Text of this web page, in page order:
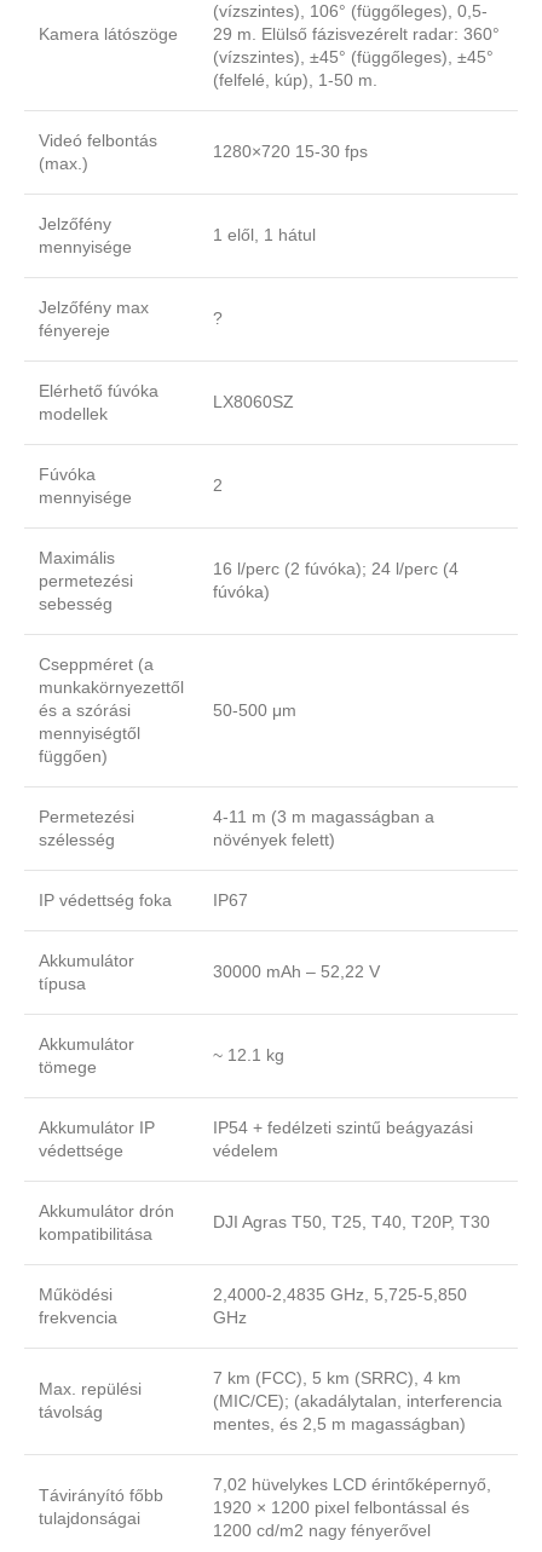
Kamera látószöge
(vízszintes), 106° (függőleges), 0,5-
29 m. Elülső fázisvezérelt radar: 360°
(vízszintes), ±45° (függőleges), ±45°
(felfelé, kúp), 1-50 m.
Videó felbontás
(max.)
1280×720 15-30 fps
Jelzőfény
mennyisége
1 elől, 1 hátul
Jelzőfény max
fényereje
?
Elérhető fúvóka
modellek
LX8060SZ
Fúvóka
mennyisége
2
Maximális
permetezési
sebesség
16 l/perc (2 fúvóka); 24 l/perc (4
fúvóka)
Cseppméret (a
munkakörnyezettől
és a szórási
mennyiségtől
függően)
50-500 μm
Permetezési
szélesség
4-11 m (3 m magasságban a
növények felett)
IP védettség foka IP67
Akkumulátor
típusa
30000 mAh – 52,22 V
Akkumulátor
tömege
~ 12.1 kg
Akkumulátor IP
védettsége
IP54 + fedélzeti szintű beágyazási
védelem
Akkumulátor drón
kompatibilitása
DJI Agras T50, T25, T40, T20P, T30
Működési
frekvencia
2,4000-2,4835 GHz, 5,725-5,850
GHz
Max. repülési
távolság
7 km (FCC), 5 km (SRRC), 4 km
(MIC/CE); (akadálytalan, interferencia
mentes, és 2,5 m magasságban)
Távirányító főbb
tulajdonságai
7,02 hüvelykes LCD érintőképernyő,
1920 × 1200 pixel felbontással és
1200 cd/m2 nagy fényerővel